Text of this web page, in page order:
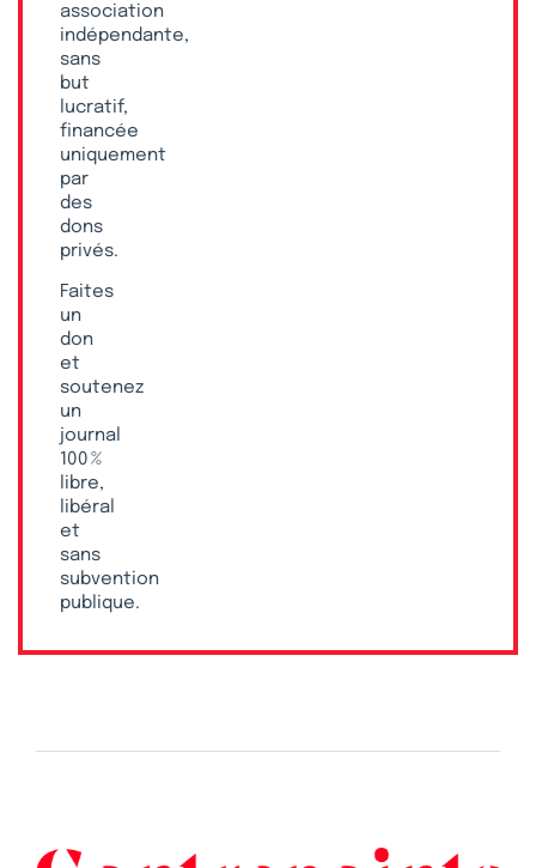
association
indépendante,
sans
but
lucratif,
financée
uniquement
par
des
dons
privés.
Faites
un
don
et
soutenez
un
journal
100 %
libre,
libéral
et
sans
subvention
publique.